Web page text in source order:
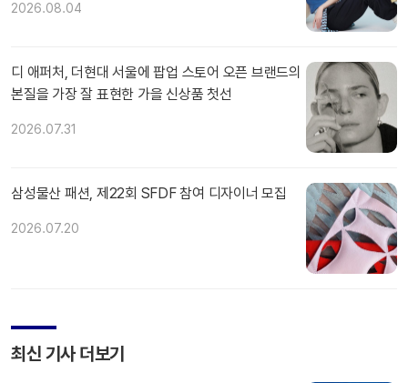
2026.08.04
디 애퍼처, 더현대 서울에 팝업 스토어 오픈 브랜드의
본질을 가장 잘 표현한 가을 신상품 첫선
2026.07.31
삼성물산 패션, 제22회 SFDF 참여 디자이너 모집
2026.07.20
최신 기사 더보기